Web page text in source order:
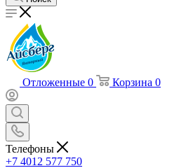
Отложенные 0 Корзина 0
Телефоны
+7 4012 577 750